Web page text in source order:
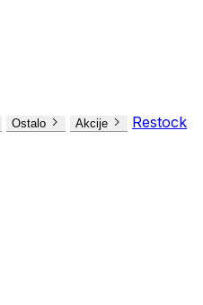
Ostalo Akcije Restock